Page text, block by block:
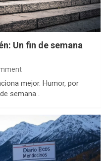
Un fin de semana
mejor. Humor, por
semana…